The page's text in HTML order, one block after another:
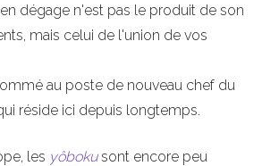
dégage n'est pas le produit de son
mais celui de l'union de vos
au poste de nouveau chef du
réside ici depuis longtemps.
les yôbokusont encore peu